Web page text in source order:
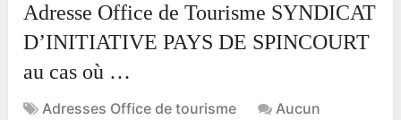
Adresse Office de Tourisme SYNDICAT
D’INITIATIVE PAYS DE SPINCOURT
au cas où …
Adresses Office de tourisme
Aucun